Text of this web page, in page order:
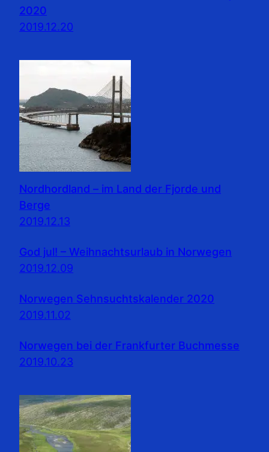
2020
2019.12.20
Nordhordland – im Land der Fjorde und
Berge
2019.12.13
God jul! – Weihnachtsurlaub in Norwegen
2019.12.09
Norwegen Sehnsuchtskalender 2020
2019.11.02
Norwegen bei der Frankfurter Buchmesse
2019.10.23